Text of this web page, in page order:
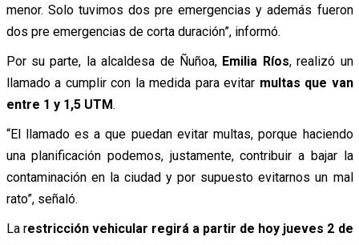
menor. Solo tuvimos dos pre emergencias y además fueron
dos pre emergencias de corta duración”, informó.
Por su parte, la alcaldesa de Ñuñoa, Emilia Ríos, realizó un
llamado a cumplir con la medida para evitar multas que van
entre 1 y 1,5 UTM.
“El llamado es a que puedan evitar multas, porque haciendo
una planificación podemos, justamente, contribuir a bajar la
contaminación en la ciudad y por supuesto evitarnos un mal
rato”, señaló.
La restricción vehicular regirá a partir de hoy jueves 2 de